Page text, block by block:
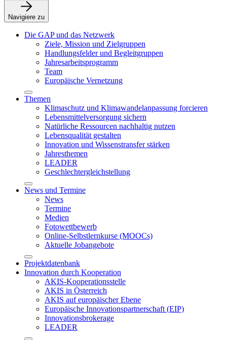
Navigiere zu
Die GAP und das Netzwerk
Ziele, Mission und Zielgruppen
Handlungsfelder und Begleitgruppen
Jahresarbeitsprogramm
Team
Europäische Vernetzung
Themen
Klimaschutz und Klimawandelanpassung forcieren
Lebensmittelversorgung sichern
Natürliche Ressourcen nachhaltig nutzen
Lebensqualität gestalten
Innovation und Wissenstransfer stärken
Jahresthemen
LEADER
Geschlechtergleichstellung
News und Termine
News
Termine
Medien
Fotowettbewerb
Online-Selbstlernkurse (MOOCs)
Aktuelle Jobangebote
Projektdatenbank
Innovation durch Kooperation
AKIS-Kooperationsstelle
AKIS in Österreich
AKIS auf europäischer Ebene
Europäische Innovationspartnerschaft (EIP)
Innovationsbrokerage
LEADER